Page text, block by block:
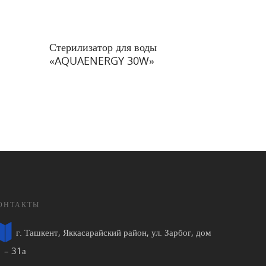
Стерилизатор для воды
«AQUAENERGY 30W»
г. Ташкент, Яккасарайский район, ул. Зарбог, дом
– 31а